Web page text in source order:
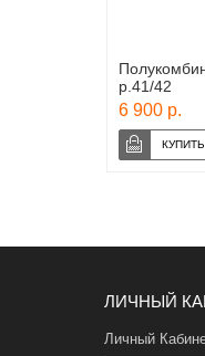
р.41/42
6 900 р.
ЛИЧНЫЙ
Личный